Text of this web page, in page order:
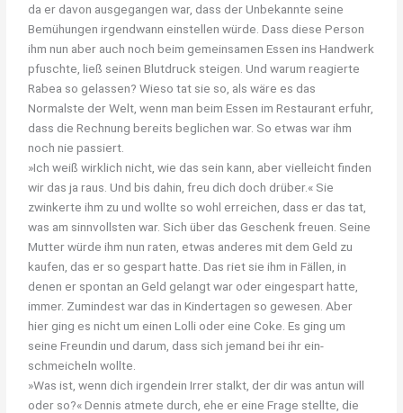
da er davon ausgegangen war, dass der Unbekannte seine
Bemühungen irgendwann einstellen würde. Dass diese Person
ihm nun aber auch noch beim gemeinsamen Essen ins Handwerk
pfuschte, ließ seinen Blutdruck steigen. Und warum reagierte
Rabea so gelassen? Wieso tat sie so, als wäre es das
Normalste der Welt, wenn man beim Essen im Restaurant erfuhr,
dass die Rechnung bereits beglichen war. So etwas war ihm
noch nie passiert.
»Ich weiß wirklich nicht, wie das sein kann, aber vielleicht finden
wir das ja raus. Und bis dahin, freu dich doch drüber.« Sie
zwinkerte ihm zu und wollte so wohl erreichen, dass er das tat,
was am sinnvollsten war. Sich über das Geschenk freuen. Seine
Mutter würde ihm nun raten, etwas anderes mit dem Geld zu
kaufen, das er so gespart hatte. Das riet sie ihm in Fällen, in
denen er spontan an Geld gelangt war oder eingespart hatte,
immer. Zumindest war das in Kindertagen so gewesen. Aber
hier ging es nicht um einen Lolli oder eine Coke. Es ging um
seine Freundin und darum, dass sich jemand bei ihr ein-
schmeicheln wollte.
»Was ist, wenn dich irgendein Irrer stalkt, der dir was antun will
oder so?« Dennis atmete durch, ehe er eine Frage stellte, die